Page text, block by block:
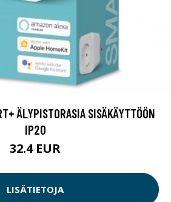
ÄLYPISTORASIA SISÄKÄYTTÖÖN
IP20
32.4 EUR
LISÄTIETOJA